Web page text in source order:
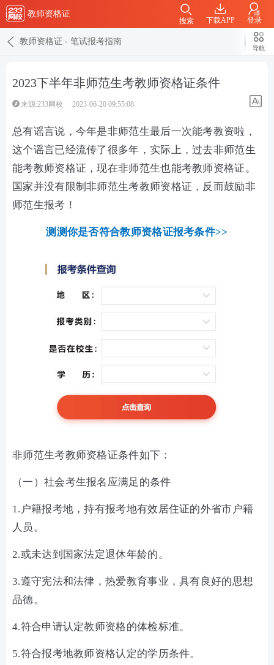
教师资格证
下载APP 登录
搜索
教师资格证 - 笔试报考指南
导航
2023下半年非师范生考教师资格证条件
来源:233网校 2023-06-20 09:55:08
总有谣言说，今年是非师范生最后一次能考教资啦，
这个谣言已经流传了很多年，实际上，过去非师范生
能考教师资格证，现在非师范生也能考教师资格证。
国家并没有限制非师范生考教师资格证，反而鼓励非
师范生报考！
测测你是否符合教师资格证报考条件>>
非师范生考教师资格证条件如下：
（一）社会考生报名应满足的条件
1.户籍报考地，持有报考地有效居住证的外省市户籍
人员。
2.或未达到国家法定退休年龄的。
3.遵守宪法和法律，热爱教育事业，具有良好的思想
品德。
4.符合申请认定教师资格的体检标准。
5.符合报考地教师资格认定的学历条件。